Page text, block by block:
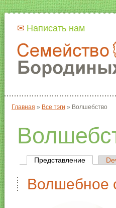
Написать нам
Вы здесь
Главная » Все тэги » Волшебство
Главные
Представление
Волшебное